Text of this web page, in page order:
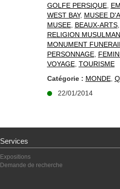
GOLFE PERSIQUE,
WEST BAY, MUSEE
MUSEE, BEAUX-ARTS,
RELIGION
MONUMENT
PERSONNAGE,
VOYAGE, TOURISME
Catégorie : MONDE,
22/01/2014
Services
Expositions
Demande de recherche